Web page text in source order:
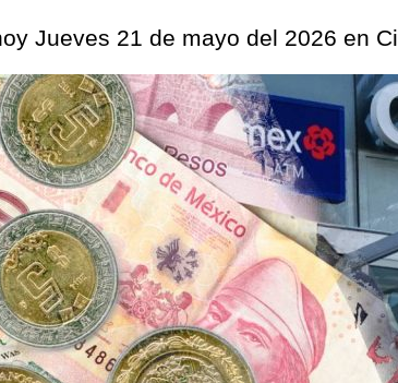
Jueves 21 de mayo del 2026 en